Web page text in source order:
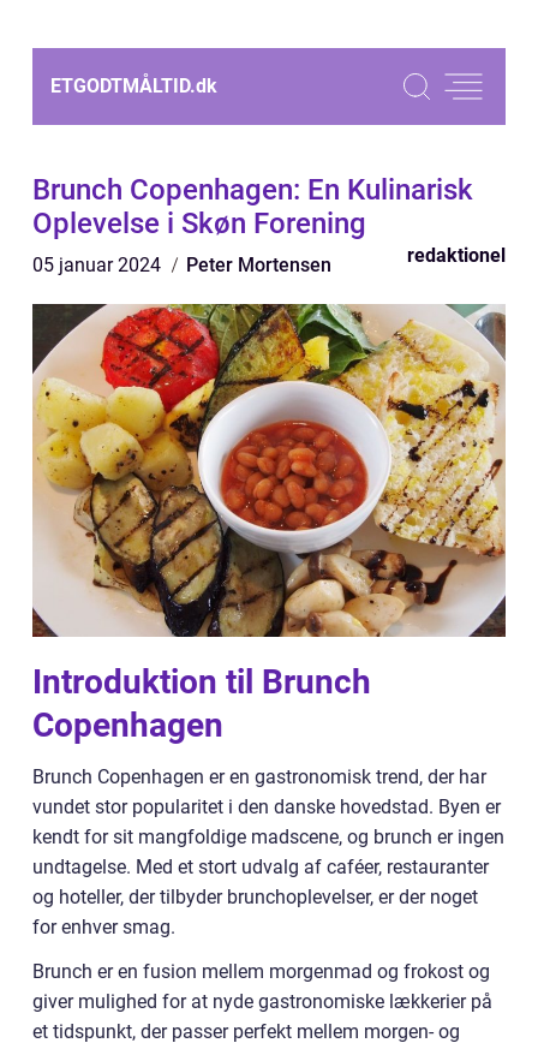
ETGODTMÅLTID.dk
Brunch Copenhagen: En Kulinarisk
Oplevelse i Skøn Forening
05 januar 2024 Peter Mortensen redaktionel
Introduktion til Brunch
Copenhagen
Brunch Copenhagen er en gastronomisk trend, der har
vundet stor popularitet i den danske hovedstad. Byen er
kendt for sit mangfoldige madscene, og brunch er ingen
undtagelse. Med et stort udvalg af caféer, restauranter
og hoteller, der tilbyder brunchoplevelser, er der noget
for enhver smag.
Brunch er en fusion mellem morgenmad og frokost og
giver mulighed for at nyde gastronomiske lækkerier på
et tidspunkt, der passer perfekt mellem morgen- og